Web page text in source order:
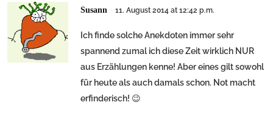
Susann 11. August 2014 at 12:42 p.m.
Ich finde solche Anekdoten immer sehr
spannend zumal ich diese Zeit wirklich NUR
aus Erzählungen kenne! Aber eines gilt sowohl
für heute als auch damals schon. Not macht
erfinderisch! 😉